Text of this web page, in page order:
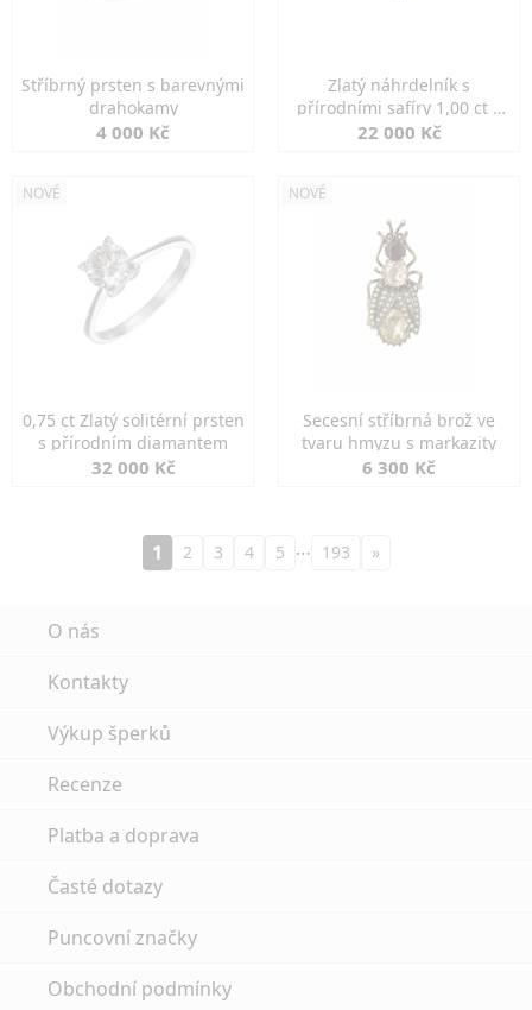
Stříbrný prsten s barevnými
drahokamy
4 000 Kč
Zlatý náhrdelník s
přírodními safíry 1,00 ct a
diamanty
22 000 Kč
NOVÉ
0,75 ct Zlatý solitérní prsten
s přírodním diamantem
32 000 Kč
NOVÉ
Secesní stříbrná brož ve
tvaru hmyzu s markazity
6 300 Kč
1 2 3 4 5 … 193 »
O nás
Kontakty
Výkup šperků
Recenze
Platba a doprava
Časté dotazy
Puncovní značky
Obchodní podmínky